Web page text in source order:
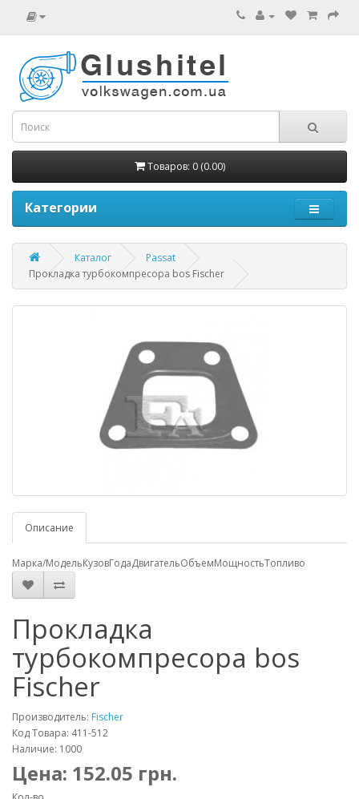
Товаров: 0 (0.00)
Категории
Каталог
Passat
Прокладка турбокомпресора bos Fischer
Описание
Марка/МодельКузовГодаДвигательОбъемМощностьТопливо
Прокладка
турбокомпресора bos
Fischer
Производитель: Fischer
Код Товара: 411-512
Наличие: 1000
Цена: 152.05 грн.